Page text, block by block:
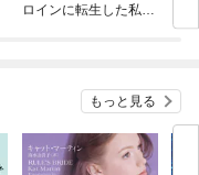
ロインに転生した私、
もっと見る